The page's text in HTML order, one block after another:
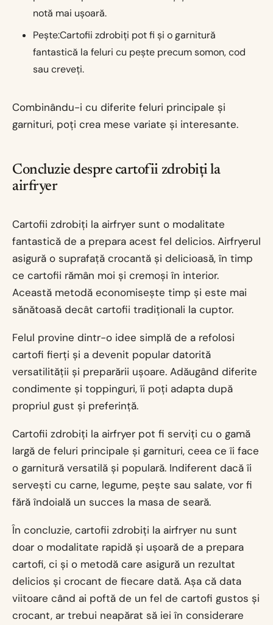
notă mai ușoară.
Pește:Cartofii zdrobiți pot fi și o garnitură
fantastică la feluri cu pește precum somon, cod
sau creveți.
Combinându-i cu diferite feluri principale și
garnituri, poți crea mese variate și interesante.
Concluzie despre cartofii zdrobiți la
airfryer
Cartofii zdrobiți la airfryer sunt o modalitate
fantastică de a prepara acest fel delicios. Airfryerul
asigură o suprafață crocantă și delicioasă, în timp
ce cartofii rămân moi și cremoși în interior.
Această metodă economisește timp și este mai
sănătoasă decât cartofii tradiționali la cuptor.
Felul provine dintr-o idee simplă de a refolosi
cartofi fierți și a devenit popular datorită
versatilității și preparării ușoare. Adăugând diferite
condimente și toppinguri, îi poți adapta după
propriul gust și preferință.
Cartofii zdrobiți la airfryer pot fi serviți cu o gamă
largă de feluri principale și garnituri, ceea ce îi face
o garnitură versatilă și populară. Indiferent dacă îi
servești cu carne, legume, pește sau salate, vor fi
fără îndoială un succes la masa de seară.
În concluzie, cartofii zdrobiți la airfryer nu sunt
doar o modalitate rapidă și ușoară de a prepara
cartofi, ci și o metodă care asigură un rezultat
delicios și crocant de fiecare dată. Așa că data
viitoare când ai poftă de un fel de cartofi gustos și
crocant, ar trebui neapărat să iei în considerare